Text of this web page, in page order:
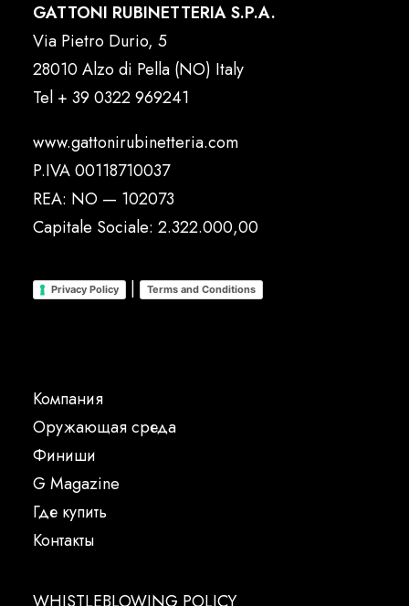
GATTONI RUBINETTERIA S.P.A.
Via Pietro Durio, 5
28010 Alzo di Pella (NO) Italy
Tel + 39 0322 969241
www.gattonirubinetteria.com
P.IVA 00118710037
REA: NO — 102073
Capitale Sociale: 2.322.000,00
Privacy Policy | Terms and Conditions
Компания
Oружающая среда
Финиши
G Magazine
Где купить
Контакты